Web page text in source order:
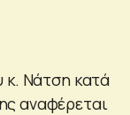
κ. Νάτση κατά
αναφέρεται